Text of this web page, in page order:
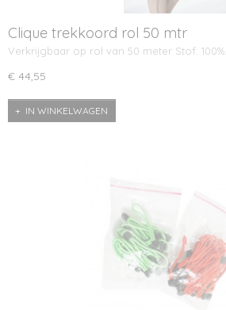
Clique trekkoord rol 50 mtr
Verkrijgbaar op rol van 50 meter Stof: 100%…
€ 44,55
IN WINKELWAGEN